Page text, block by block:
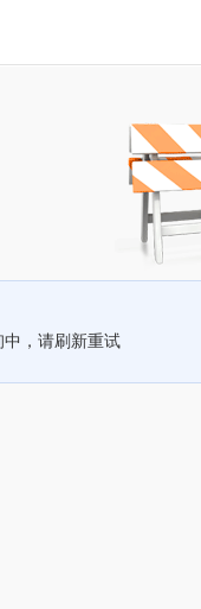
中，请刷新重试